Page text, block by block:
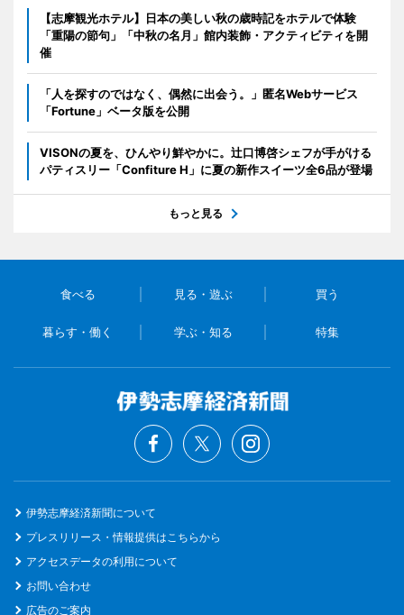
【志摩観光ホテル】日本の美しい秋の歳時記をホテルで体験
「重陽の節句」「中秋の名月」館内装飾・アクティビティを開
催
「人を探すのではなく、偶然に出会う。」匿名Webサービス
「Fortune」ベータ版を公開
VISONの夏を、ひんやり鮮やかに。辻口博啓シェフが手がける
パティスリー「Confiture H」に夏の新作スイーツ全6品が登場
もっと見る
食べる 見る・遊ぶ 買う
暮らす・働く 学ぶ・知る 特集
伊勢志摩経済新聞について
プレスリリース・情報提供はこちらから
アクセスデータの利用について
お問い合わせ
広告のご案内